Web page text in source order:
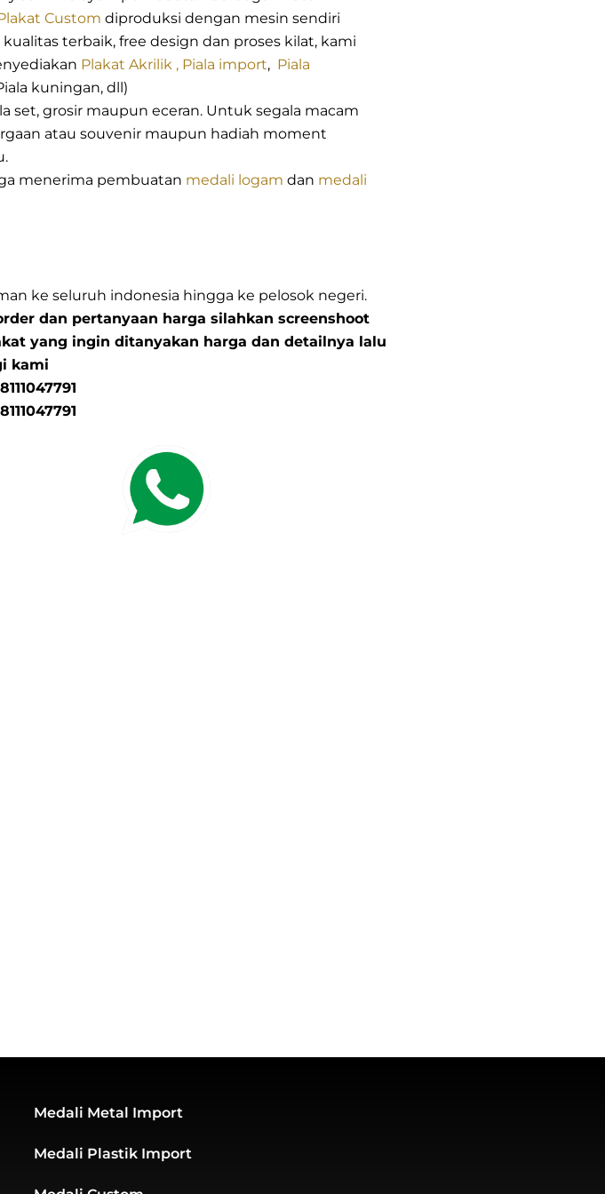
Custom diproduksi dengan mesin sendiri
terbaik, free design dan proses kilat, kami
Plakat Akrilik , Piala import, Piala
kuningan, dll)
set, grosir maupun eceran. Untuk segala macam
atau souvenir maupun hadiah moment
menerima pembuatan medali logam dan medali
ke seluruh indonesia hingga ke pelosok negeri.
dan pertanyaan harga silahkan screenshoot
yang ingin ditanyakan harga dan detailnya lalu
kami
Medali Metal Import
Medali Plastik Import